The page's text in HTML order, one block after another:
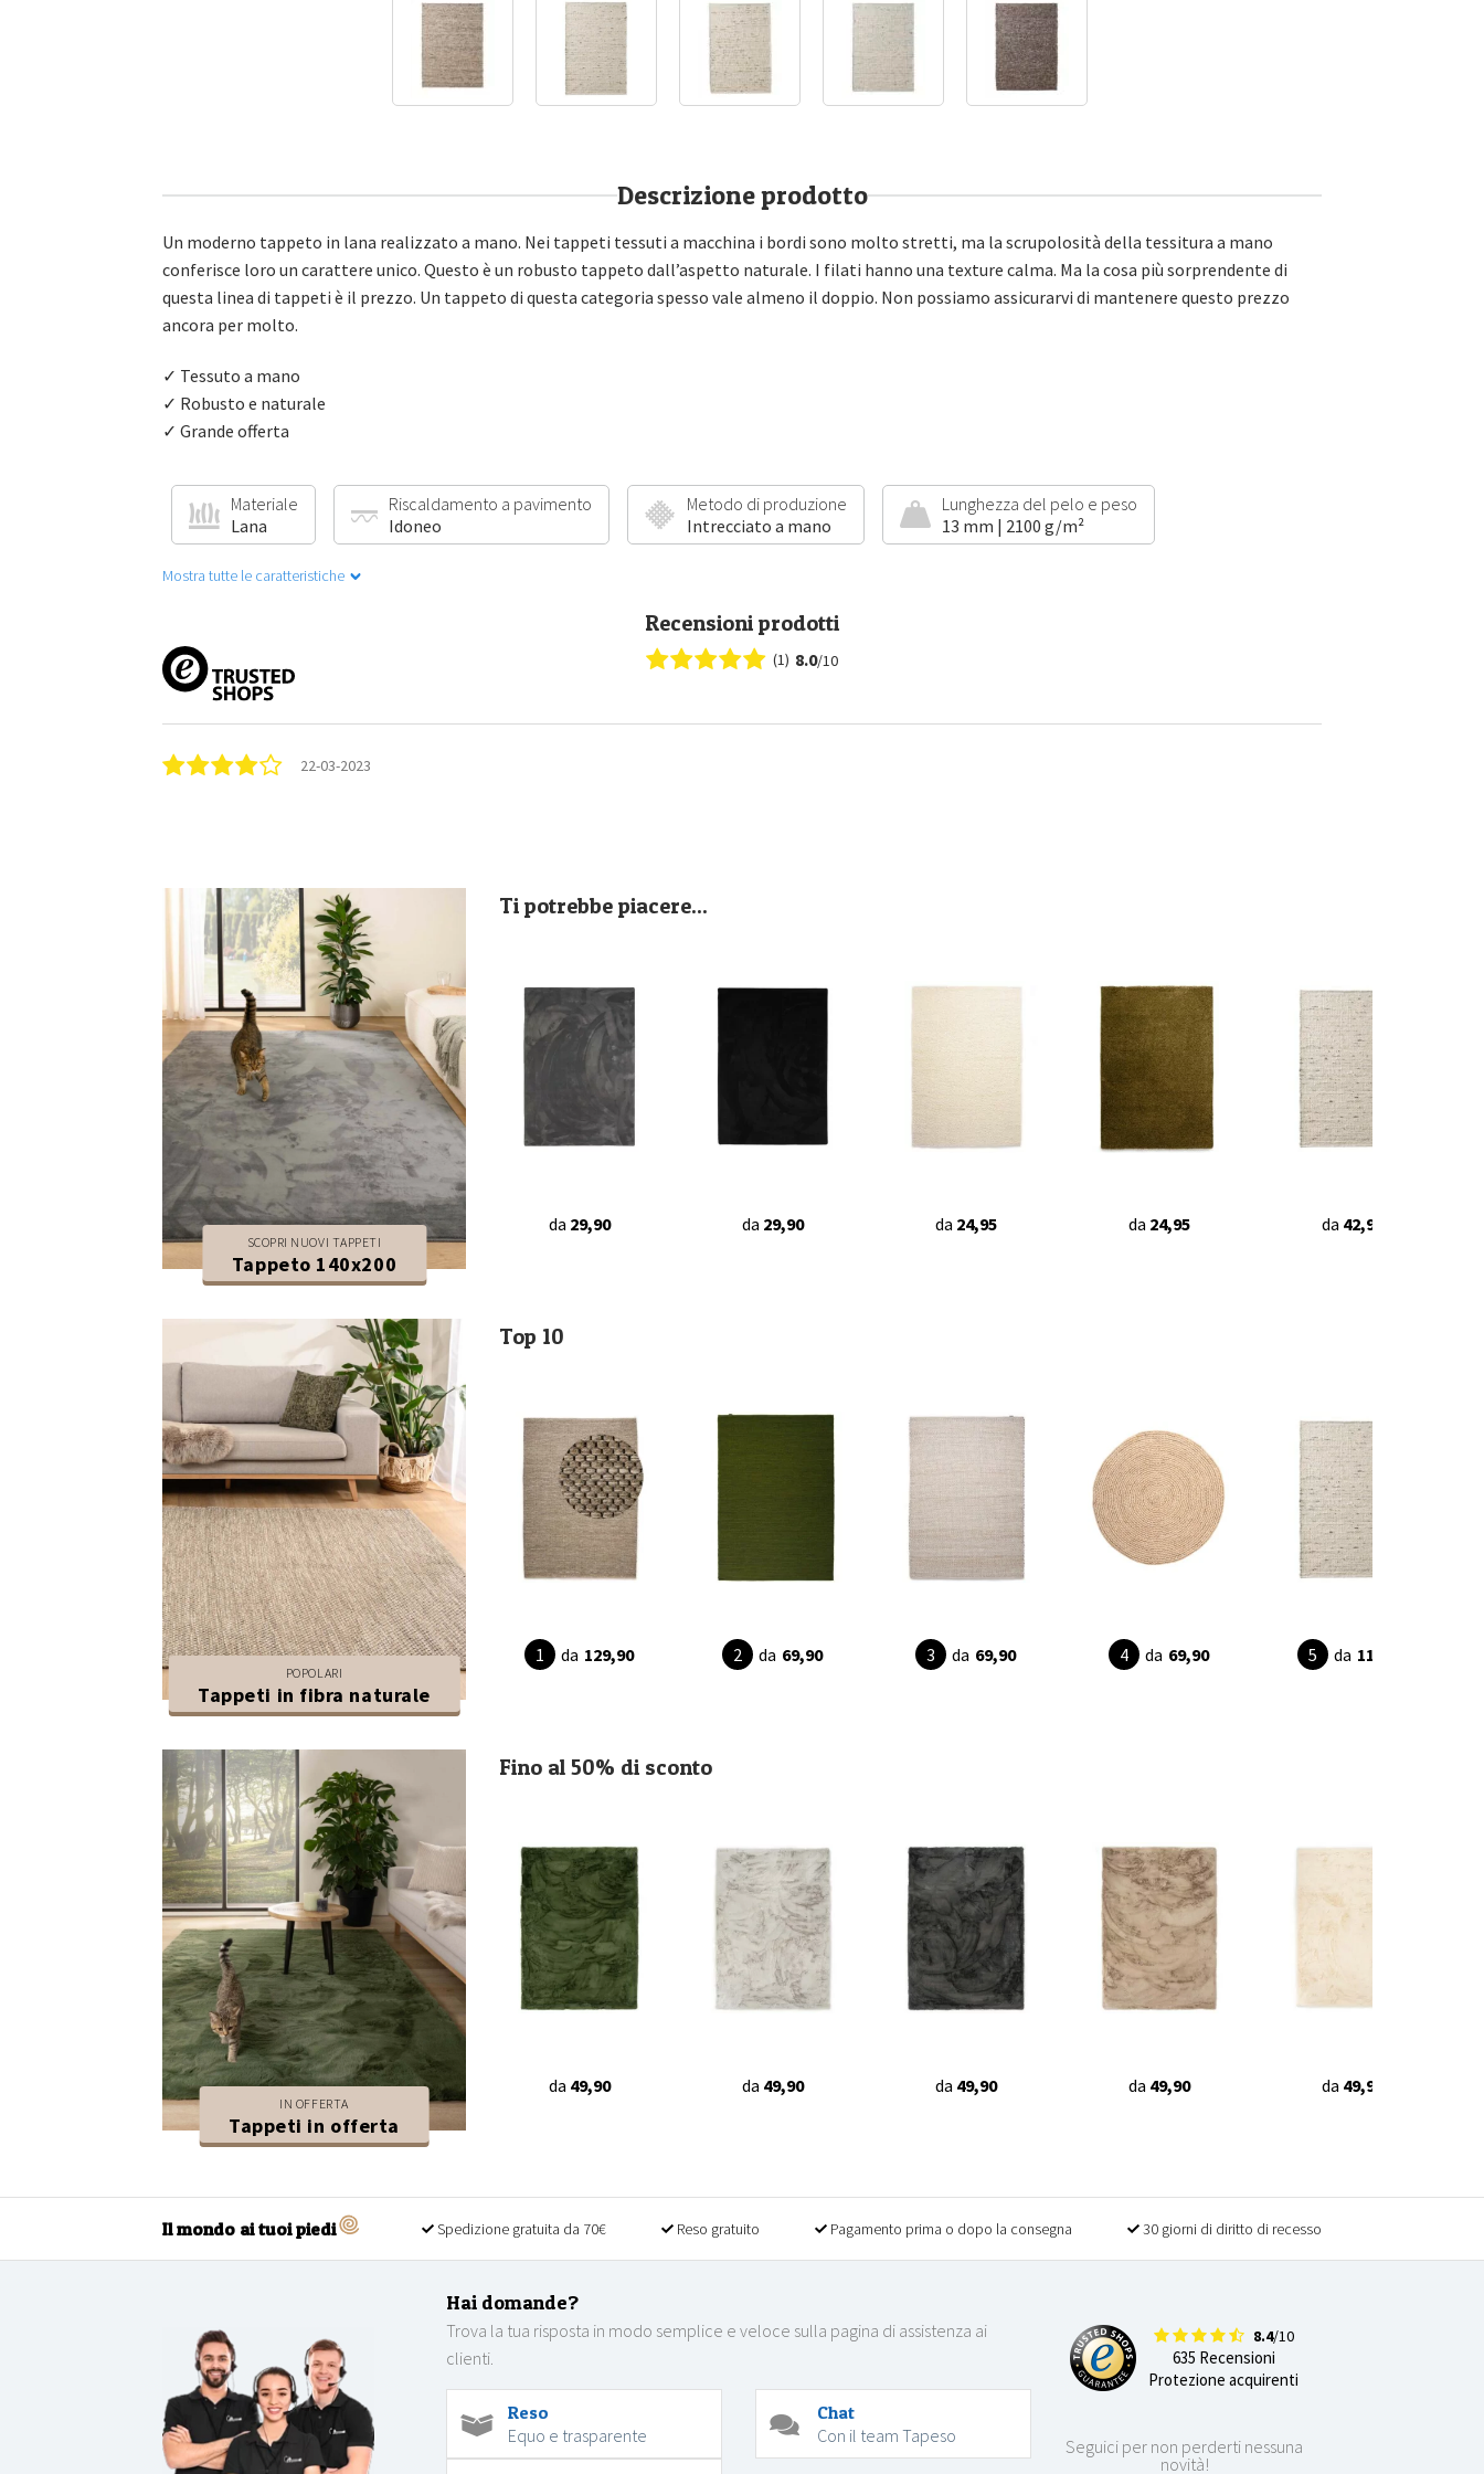
Descrizione prodotto
Un moderno tappeto in lana realizzato a mano. Nei tappeti tessuti a macchina i bordi sono molto stretti, ma la scrupolosità della tessitura a mano
conferisce loro un carattere unico. Questo è un robusto tappeto dall’aspetto naturale. I filati hanno una texture calma. Ma la cosa più sorprendente di
questa linea di tappeti è il prezzo. Un tappeto di questa categoria spesso vale almeno il doppio. Non possiamo assicurarvi di mantenere questo prezzo
ancora per molto.
✓ Tessuto a mano
✓ Robusto e naturale
✓ Grande offerta
Materiale
Lana
Riscaldamento a pavimento
Idoneo
Metodo di produzione
Intrecciato a mano
Lunghezza del pelo e peso
13 mm | 2100 g/m²
Mostra tutte le caratteristiche
Recensioni prodotti
(1) 8.0/10
22-03-2023
SCOPRI NUOVI TAPPETI
Tappeto 140x200
Ti potrebbe piacere...
da 29,90 da 29,90 da 24,95 da 24,95 da 42,90
POPOLARI
Tappeti in fibra naturale
Top 10
da 129,90 da 69,90 da 69,90 da 69,90 da 115,90
IN OFFERTA
Tappeti in offerta
Fino al 50% di sconto
da 49,90 da 49,90 da 49,90 da 49,90 da 49,90
Il mondo ai tuoi piedi Spedizione gratuita da 70€ Reso gratuito Pagamento prima o dopo la consegna 30 giorni di diritto di recesso
Hai domande?
Trova la tua risposta in modo semplice e veloce sulla pagina di assistenza ai
clienti.
Reso
Equo e trasparente
Chat
Con il team Tapeso
8.4/10
635 Recensioni
Protezione acquirenti
Seguici per non perderti nessuna
novità!